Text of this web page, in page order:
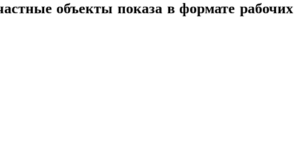
объекты показа в формате рабочих